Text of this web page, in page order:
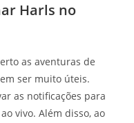
Harls no
as aventuras de
ser muito úteis.
as notificações para
vivo. Além disso, ao